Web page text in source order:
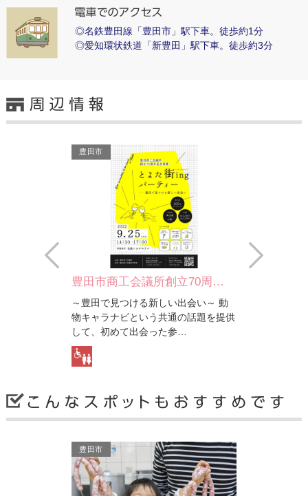
◎名鉄豊田線「豊田市」駅下車。徒歩約1分
◎愛知環状鉄道「新豊田」駅下車。徒歩約3分
議所創立70周…
る新しい出会い～ 動
いう共通の話題を提供
豊田市
豊田市コンサートホール
公共施設と業務・商業施設が入った市
街地再開発ビル「参合館」。豊田市コ
ンサートホールは、その…
豊田市